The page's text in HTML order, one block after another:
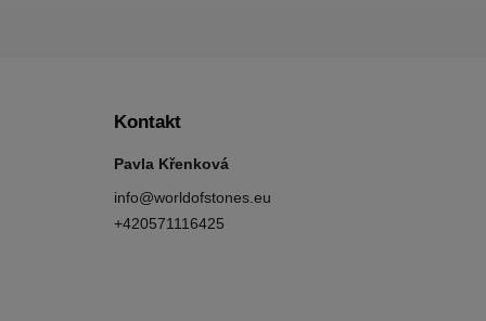
Kontakt
Pavla Křenková
info@worldofstones.eu
+420571116425